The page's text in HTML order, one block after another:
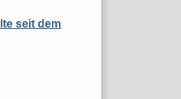
seit dem